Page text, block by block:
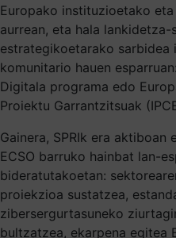
Europako instituzioetako
aurrean, eta hala
estrategikoetarako sarbidea
komunitario hauen
Digitala programa edo
Proiektu Garrantzitsuak
Gainera, SPRIk era
ECSO barruko hainbat lan-
bideratutakoetan:
proiekzioa sustatzea,
zibersergurtasuneko
bultzatzea, ekarpena egitea